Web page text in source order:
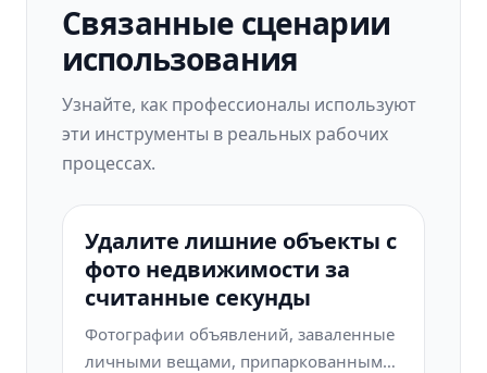
Связанные сценарии
использования
Узнайте, как профессионалы используют
эти инструменты в реальных рабочих
процессах.
Удалите лишние объекты с
фото недвижимости за
считанные секунды
Фотографии объявлений, заваленные
личными вещами, припаркованными